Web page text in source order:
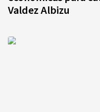
Valdez Albizu